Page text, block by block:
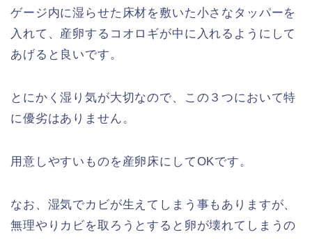
ゲージ内に湿らせた床材を敷いた小さなタッパーを
入れて、産卵するコオロギが中に入れるようにして
あげると良いです。
とにかく湿り気が大切なので、この３つにおいて特
に優劣はありません。
用意しやすいものを産卵床にしてOKです。
なお、湿気でカビが生えてしまう事もありますが、
無理やりカビを取ろうとすると卵が壊れてしまうの